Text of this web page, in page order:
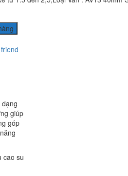
giúp
góp
cao su